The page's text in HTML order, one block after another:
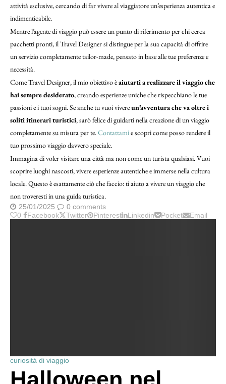
attività esclusive, cercando di far vivere al viaggiatore un’esperienza autentica e
indimenticabile.
Mentre l’agente di viaggio può essere un punto di riferimento per chi cerca
pacchetti pronti, il Travel Designer si distingue per la sua capacità di offrire
un servizio completamente tailor-made, pensato in base alle tue preferenze e
necessità.
Come Travel Designer, il mio obiettivo èaiutarti a realizzare il viaggio che
hai sempre desiderato, creando esperienze uniche che rispecchiano le tue
passioni e i tuoi sogni. Se anche tu vuoi vivereun’avventura che va oltre i
soliti itinerari turistici, sarò felice di guidarti nella creazione di un viaggio
completamente su misura per te.Contattamie scopri come posso rendere il
tuo prossimo viaggio davvero speciale.
Immagina di voler visitare una città ma non come un turista qualsiasi. Vuoi
scoprire luoghi nascosti, vivere esperienze autentiche e immerse nella cultura
locale. Questo è esattamente ciò che faccio: ti aiuto a vivere un viaggio che
non troveresti in una guida turistica.
25/01/2025
0 comments
0
Facebook Twitter Pinterest Linkedin Pocket Email
curiosità di viaggio